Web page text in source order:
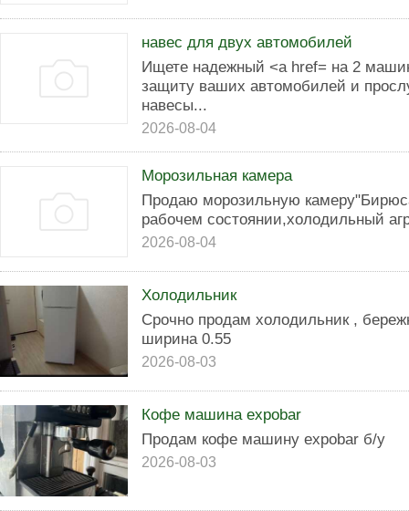
навес для двух автомобилей
Ищете надежный <a href= на 2
защиту ваших автомобилей и
навесы...
2026-08-04
Морозильная камера
Продаю морозильную
рабочем состоянии,холодильный
2026-08-04
Холодильник
Срочно продам холодильник ,
ширина 0.55
2026-08-03
Кофе машина expobar
Продам кофе машину expobar б/у
2026-08-03